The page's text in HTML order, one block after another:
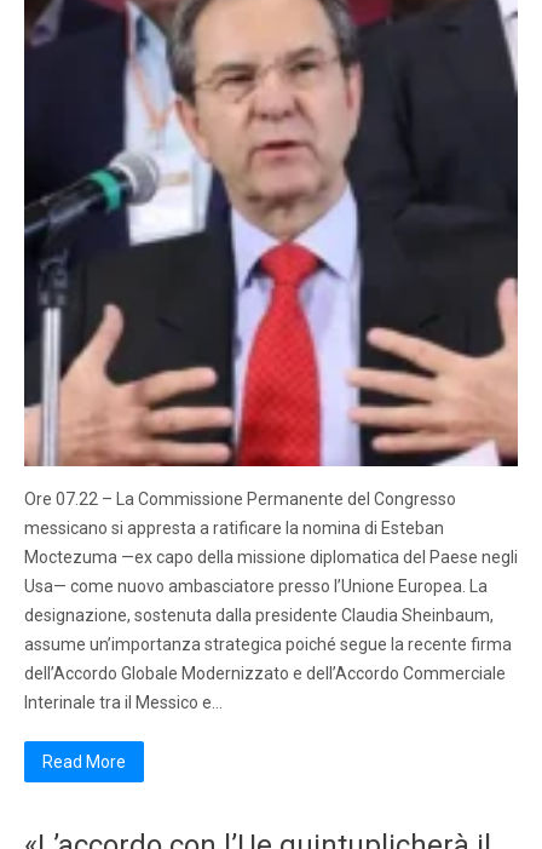
Ore 07.22 – La Commissione Permanente del Congresso
messicano si appresta a ratificare la nomina di Esteban
Moctezuma —ex capo della missione diplomatica del Paese negli
Usa— come nuovo ambasciatore presso l’Unione Europea. La
designazione, sostenuta dalla presidente Claudia Sheinbaum,
assume un’importanza strategica poiché segue la recente firma
dell’Accordo Globale Modernizzato e dell’Accordo Commerciale
Interinale tra il Messico e…
Read More